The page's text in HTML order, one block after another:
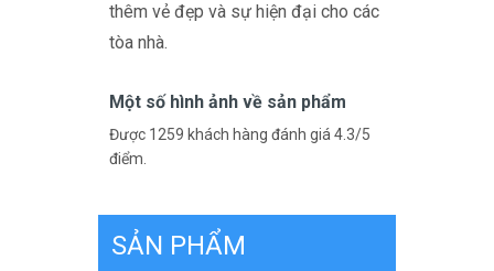
thêm vẻ đẹp và sự hiện đại cho các
tòa nhà.
Một số hình ảnh về sản phẩm
Được 1259 khách hàng đánh giá 4.3/5
điểm.
SẢN PHẨM